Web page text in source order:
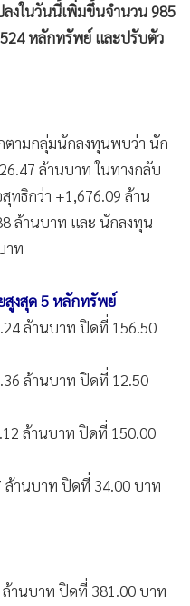
ในวันนี้เพิ่มขึ้นจำนวน 985
หลักทรัพย์ และปรับตัว
ามกลุ่มนักลงทุนพบว่า นัก
ล้านบาท ในทางกลับ
ทธิกว่า +1,676.09 ล้าน
ล้านบาท และ นักลงทุน
าท
งสุด 5 หลักทรัพย์
ล้านบาท ปิดที่ 156.50
ล้านบาท ปิดที่ 12.50
ล้านบาท ปิดที่ 150.00
ล้านบาท ปิดที่ 34.00 บาท
ล้านบาท ปิดที่ 381.00 บาท